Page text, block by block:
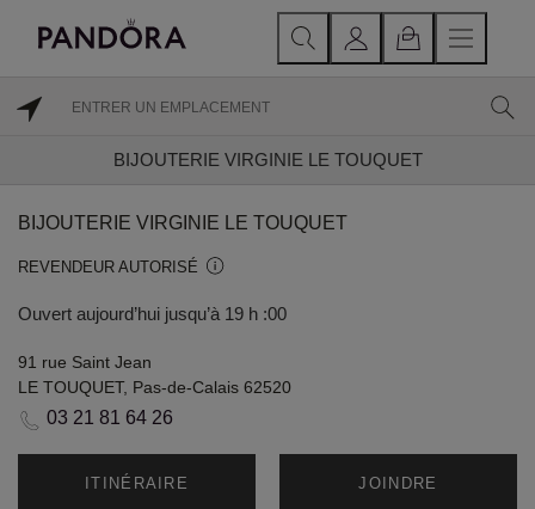
BIJOUTERIE VIRGINIE LE TOUQUET
BIJOUTERIE VIRGINIE LE TOUQUET
REVENDEUR AUTORISÉ
Ouvert aujourd’hui jusqu’à 19 h :00
91 rue Saint Jean
LE TOUQUET, Pas-de-Calais 62520
03 21 81 64 26
ITINÉRAIRE JOINDRE